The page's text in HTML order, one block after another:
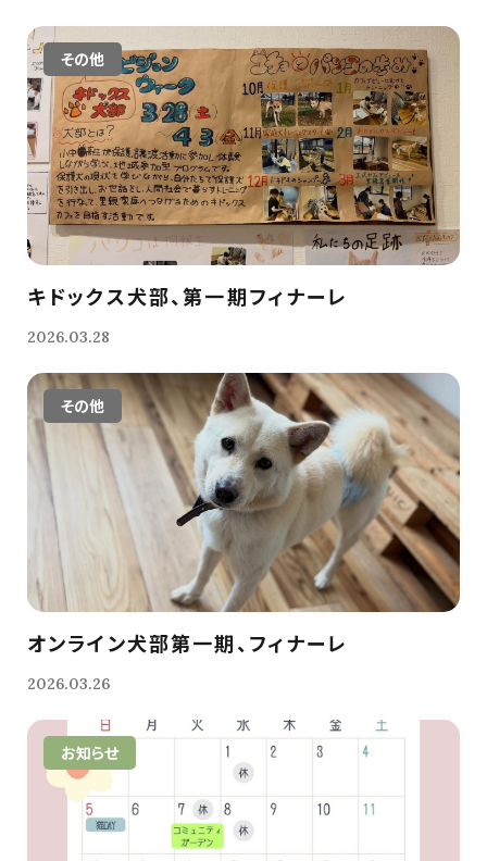
その他
キドックス犬部、第一期フィナーレ
2026.03.28
その他
オンライン犬部第一期、フィナーレ
2026.03.26
お知らせ